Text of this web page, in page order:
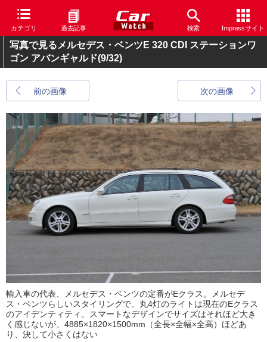
カテゴリ 過去記事 検索 Impressサイト
写真で見るメルセデス・ベンツE 320 CDI ステーションワ
ゴン アバンギャルド(9/32)
前の画像 次の画像
輸入車の代表、メルセデス・ベンツの定番がEクラス。メルセデ
ス・ベンツらしいスタイリングで、丸4灯のライトは現在のEクラス
のアイデンティティ。スマートなデザインでサイズはそれほど大き
く感じないが、4885×1820×1500mm（全長×全幅×全高）ほどあ
り、決して小さくはない